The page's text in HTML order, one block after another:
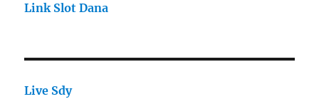
Link Slot Dana
Live Sdy